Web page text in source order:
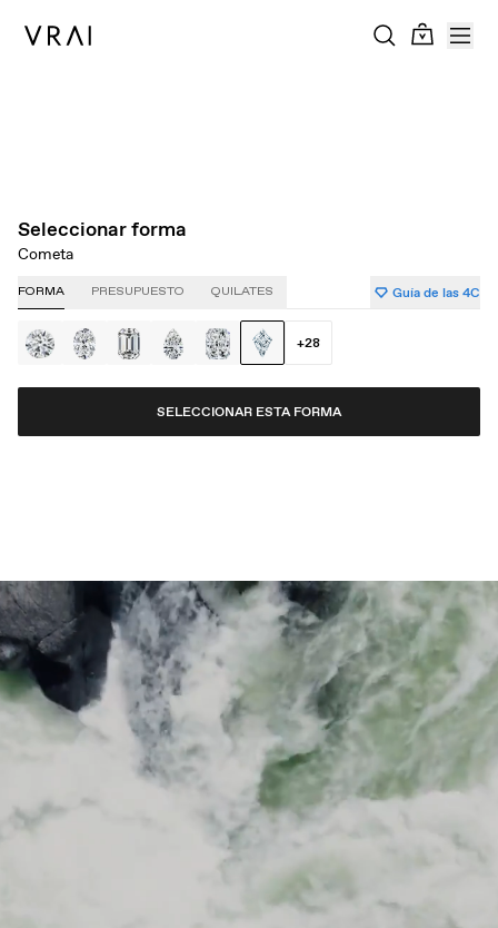
Acerca del quilate
Acerca del corte
Acerca del color
Acerca de la claridad
Seleccionar forma
Cometa
FORMA PRESUPUESTO QUILATES Guía de las 4C
+28
SELECCIONAR ESTA FORMA